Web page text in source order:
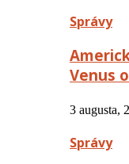
Správy
Venus
3 augusta,
Správy